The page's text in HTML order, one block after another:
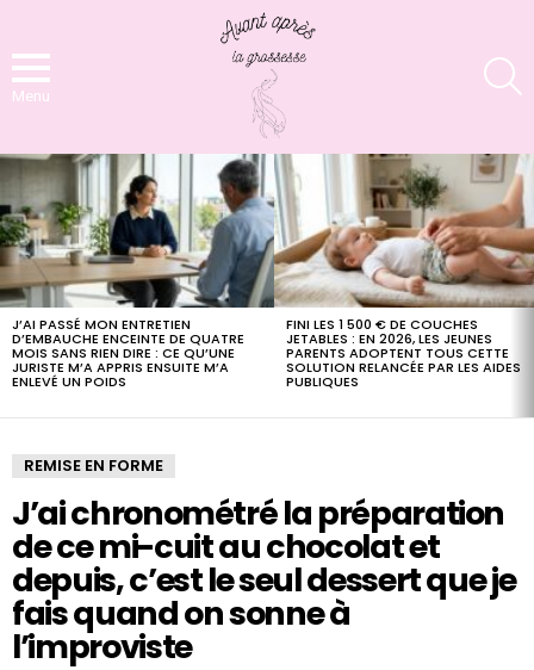
Menu
LATEST
STORIES
J’AI PASSÉ MON ENTRETIEN
D’EMBAUCHE ENCEINTE DE QUATRE
MOIS SANS RIEN DIRE : CE QU’UNE
JURISTE M’A APPRIS ENSUITE M’A
ENLEVÉ UN POIDS
FINI LES 1 500 € DE COUCHES
JETABLES : EN 2026, LES JEUNES
PARENTS ADOPTENT TOUS CETTE
SOLUTION RELANCÉE PAR LES AIDES
PUBLIQUES
REMISE EN FORME
J’ai chronométré la préparation
de ce mi-cuit au chocolat et
depuis, c’est le seul dessert que je
fais quand on sonne à
l’improviste